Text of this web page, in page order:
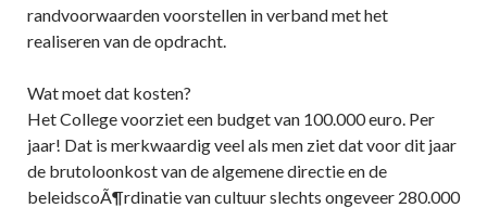
randvoorwaarden voorstellen in verband met het
realiseren van de opdracht.
Wat moet dat kosten?
Het College voorziet een budget van 100.000 euro. Per
jaar! Dat is merkwaardig veel als men ziet dat voor dit jaar
de brutoloonkost van de algemene directie en de
beleidscoÃ¶rdinatie van cultuur slechts ongeveer 280.000